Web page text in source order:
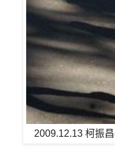
2009.12.13 柯振